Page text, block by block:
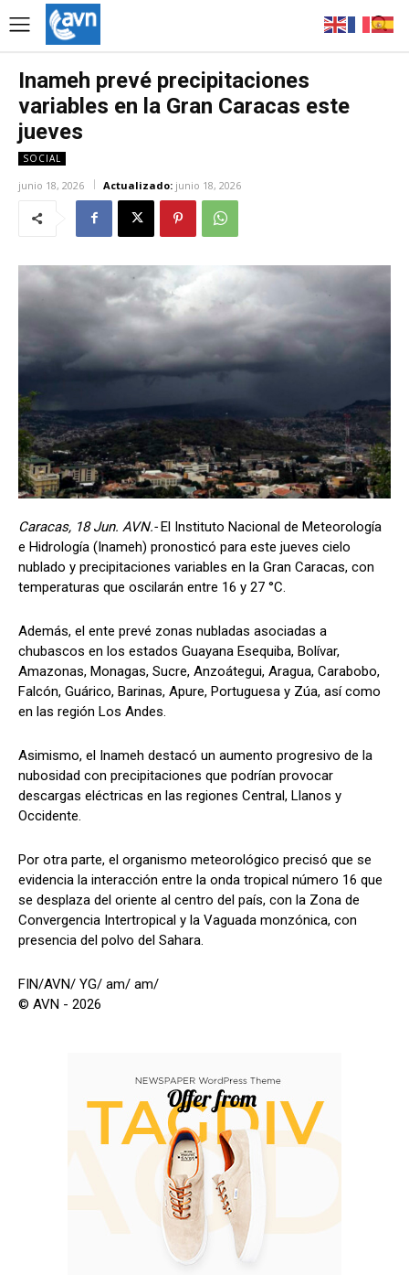
Inameh prevé precipitaciones
variables en la Gran Caracas este
jueves
SOCIAL
junio 18, 2026 Actualizado: junio 18, 2026
Caracas, 18 Jun. AVN.-El Instituto Nacional de Meteorología
e Hidrología (Inameh) pronosticó para este jueves cielo
nublado y precipitaciones variables en la Gran Caracas, con
temperaturas que oscilarán entre 16 y 27 °C.
Además, el ente prevé zonas nubladas asociadas a
chubascos en los estados Guayana Esequiba, Bolívar,
Amazonas, Monagas, Sucre, Anzoátegui, Aragua, Carabobo,
Falcón, Guárico, Barinas, Apure, Portuguesa y Zúa, así como
en las región Los Andes.
Asimismo, el Inameh destacó un aumento progresivo de la
nubosidad con precipitaciones que podrían provocar
descargas eléctricas en las regiones Central, Llanos y
Occidente.
Por otra parte, el organismo meteorológico precisó que se
evidencia la interacción entre la onda tropical número 16 que
se desplaza del oriente al centro del país, con la Zona de
Convergencia Intertropical y la Vaguada monzónica, con
presencia del polvo del Sahara.
FIN/AVN/ YG/ am/ am/
© AVN - 2026